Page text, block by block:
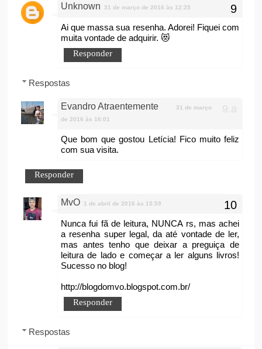
Unknown 31 de março de 2016 às 12:25
Ai que massa sua resenha. Adorei! Fiquei com
muita vontade de adquirir. 😻
Responder
Respostas
Evandro Atraentemente
31 de março
de 2016 às 16:01
Que bom que gostou Letícia! Fico muito feliz
com sua visita.
Responder
MvO 1 de abril de 2016 às 15:59
Nunca fui fã de leitura, NUNCA rs, mas achei
a resenha super legal, da até vontade de ler,
mas antes tenho que deixar a preguiça de
leitura de lado e começar a ler alguns livros!
Sucesso no blog!
http://blogdomvo.blogspot.com.br/
Responder
Respostas